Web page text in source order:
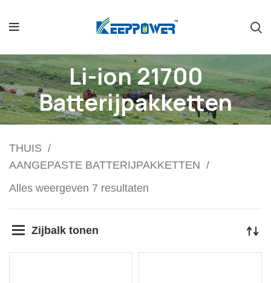
Li-ion 21700
Batterijpakketten
THUIS
AANGEPASTE BATTERIJPAKKETTEN
Alles weergeven 7 resultaten
Zijbalk tonen